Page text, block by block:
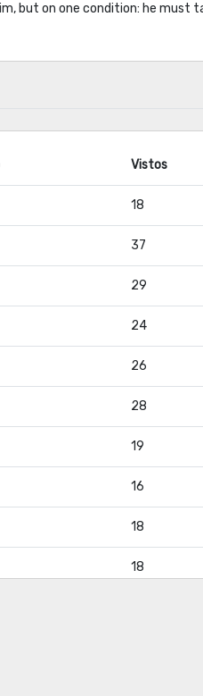
but on one condition: he must
Vistos
18
37
29
24
26
28
19
16
18
18